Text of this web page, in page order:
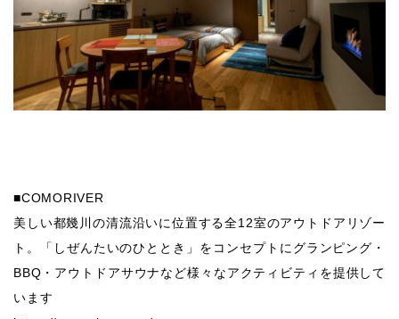
■COMORIVER
美しい都幾川の清流沿いに位置する全12室のアウトドアリゾー
ト。「しぜんたいのひととき」をコンセプトにグランピング・
BBQ・アウトドアサウナなど様々なアクティビティを提供して
います